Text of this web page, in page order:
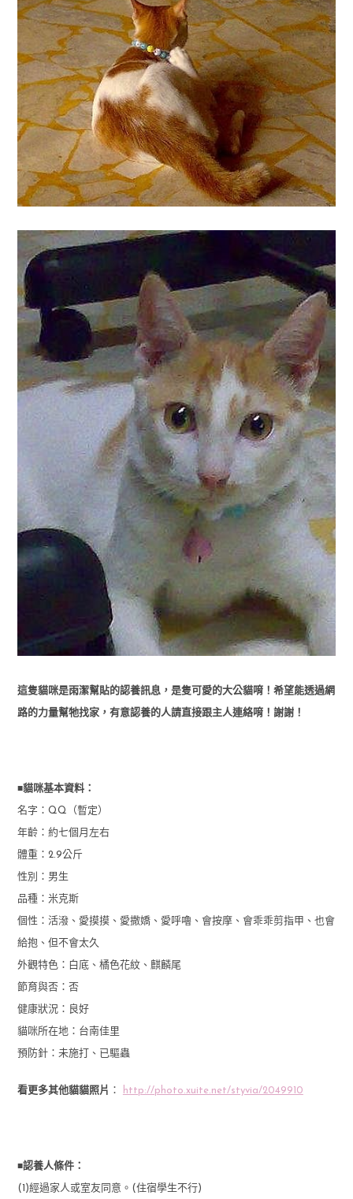
這隻貓咪是雨潔幫貼的認養訊息，是隻可愛的大公貓唷！希望能透過網
路的力量幫牠找家，有意認養的人請直接跟主人連絡唷！謝謝！
■貓咪基本資料：
名字：QQ（暫定）
年齡：約七個月左右
體重：2.9公斤
性別：男生
品種：米克斯
個性：活潑、愛摸摸、愛撒嬌、愛呼嚕、會按摩、會乖乖剪指甲、也會
給抱、但不會太久
外觀特色：白底、橘色花紋、麒麟尾
節育與否：否
健康狀況：良好
貓咪所在地：台南佳里
預防針：未施打、已驅蟲
看更多其他貓貓照片 ： http://photo.xuite.net/styvia/2049910
■認養人條件：
(1)經過家人或室友同意。(住宿學生不行)